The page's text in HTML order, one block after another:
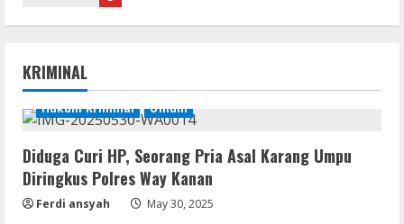
Office 365 Mondo Pre-Activated
August 7, 2026
Umum
Kemarau Panjang Picu Kebakaran di
Sangkaran Bhakti; Rumah Ibu Yuli
KRIMINAL
Hukum Kriminal Umum
Diduga Curi HP, Seorang Pria Asal Karang Umpu
Diringkus Polres Way Kanan
Ferdi ansyah May 30, 2025